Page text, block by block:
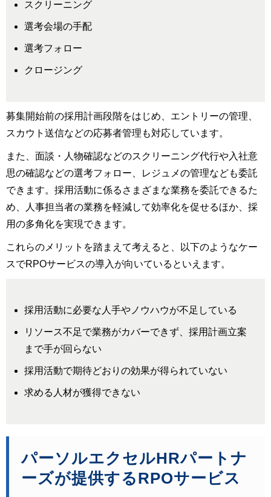
スクリーニング
選考会場の手配
選考フォロー
クロージング
募集開始前の採用計画段階をはじめ、エントリーの管理、
スカウト送信などの応募者管理も対応しています。
また、面談・人物確認などのスクリーニング代行や入社意
思の確認などの選考フォロー、レジュメの管理なども委託
できます。採用活動に係るさまざまな業務を委託できるた
め、人事担当者の業務を軽減して効率化を促せるほか、採
用の多角化を実現できます。
これらのメリットを踏まえて考えると、以下のようなケー
スでRPOサービスの導入が向いているといえます。
採用活動に必要な人手やノウハウが不足している
リソース不足で業務がカバーできず、採用計画立案
まで手が回らない
採用活動で期待どおりの効果が得られていない
求める人材が獲得できない
パーソルエクセルHRパートナ
ーズが提供するRPOサービス